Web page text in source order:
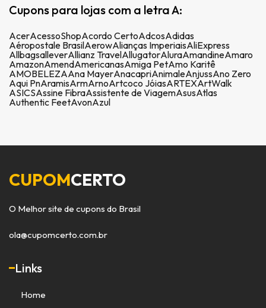
Cupons para lojas com a letra A:
AcerAcessoShopAcordo CertoAdcosAdidas
Aéropostale BrasilAerowAlianças ImperiaisAliExpress
AllbagsalleverAllianz TravelAllugatorAluraAmandineAmaro
AmazonAmendAmericanasAmiga PetAmo Karitê
AMOBELEZAAna MayerAnacapriAnimaleAnjussAno Zero
Aqui PnAramisArmArnoArtcoco JóiasARTEXArtWalk
ASICSAssine FibraAssistente de ViagemAsusAtlas
Authentic FeetAvonAzul
CUPOMCERTO
O Melhor site de cupons do Brasil
ola@cupomcerto.com.br
Links
Home